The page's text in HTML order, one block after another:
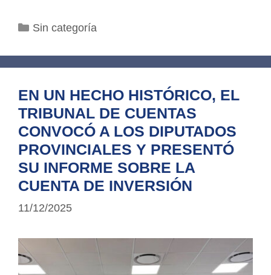
Categorías
Sin categoría
EN UN HECHO HISTÓRICO, EL
TRIBUNAL DE CUENTAS
CONVOCÓ A LOS DIPUTADOS
PROVINCIALES Y PRESENTÓ
SU INFORME SOBRE LA
CUENTA DE INVERSIÓN
11/12/2025